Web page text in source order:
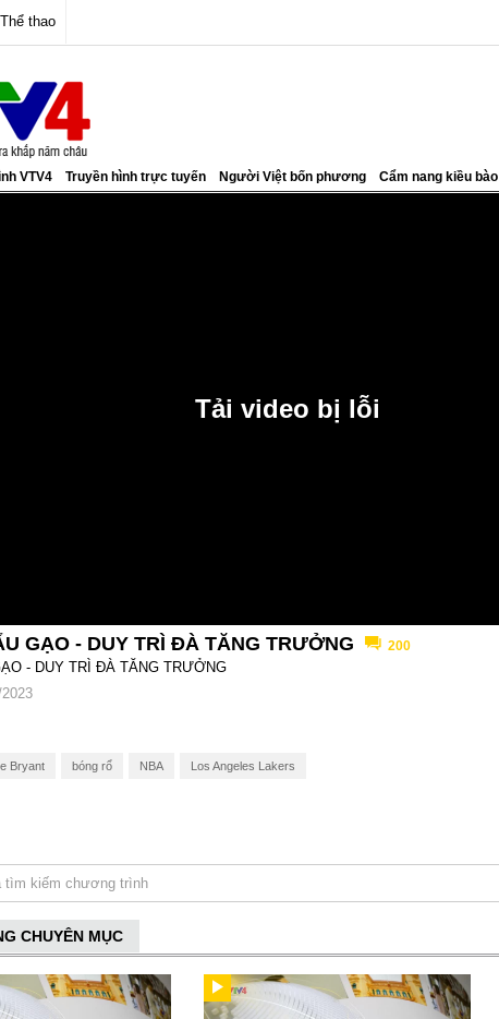
Thể thao
VTV4 Truyền hình trực tuyến Người Việt bốn phương Cẩm nang kiều bào
GẠO - DUY TRÌ ĐÀ TĂNG TRƯỞNG 200
- DUY TRÌ ĐÀ TĂNG TRƯỞNG
Bryant bóng rổ NBA Los Angeles Lakers
CHUYÊN MỤC